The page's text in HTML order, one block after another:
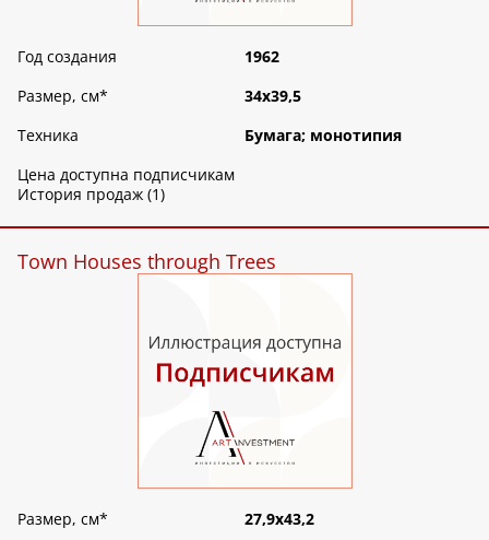
Год создания
1962
Размер, см*
34х39,5
Техника
Бумага; монотипия
Цена доступна подписчикам
История продаж (1)
Town Houses through Trees
Размер, см*
27,9х43,2